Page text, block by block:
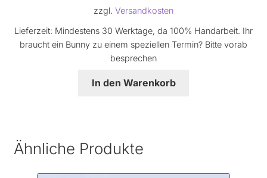
zzgl. Versandkosten
Lieferzeit: Mindestens 30 Werktage, da 100% Handarbeit. Ihr
braucht ein Bunny zu einem speziellen Termin? Bitte vorab
besprechen
In den Warenkorb
Ähnliche Produkte